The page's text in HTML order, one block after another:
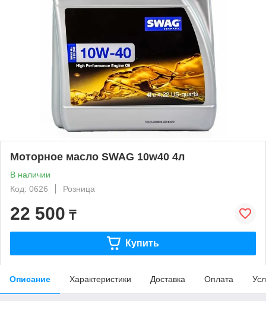
Моторное масло SWAG 10w40 4л
В наличии
Код: 0626
Розница
22 500 ₸
Купить
Описание Характеристики Доставка Оплата